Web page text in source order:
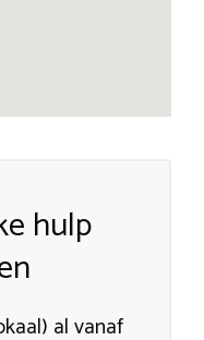
hulp
al vanaf